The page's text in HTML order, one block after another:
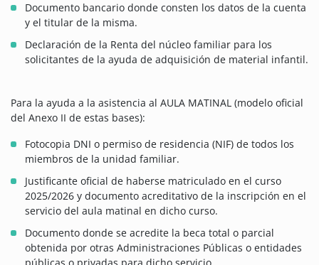
Documento bancario donde consten los datos de la cuenta
y el titular de la misma.
Declaración de la Renta del núcleo familiar para los
solicitantes de la ayuda de adquisición de material infantil.
Para la ayuda a la asistencia al AULA MATINAL (modelo oficial
del Anexo II de estas bases):
Fotocopia DNI o permiso de residencia (NIF) de todos los
miembros de la unidad familiar.
Justificante oficial de haberse matriculado en el curso
2025/2026 y documento acreditativo de la inscripción en el
servicio del aula matinal en dicho curso.
Documento donde se acredite la beca total o parcial
obtenida por otras Administraciones Públicas o entidades